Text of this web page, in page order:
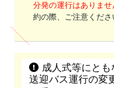
分発の運行はありませ
約の際、ご注意くださ
成人式等にとも
送迎バス運行の変